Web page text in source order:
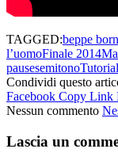
TAGGED:beppe
l’uomoFinale 2014
pausesemitono
Condividi questo
Facebook Copy Link
Nessun commento
Lascia un